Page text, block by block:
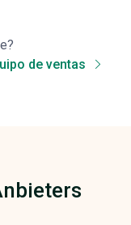
de ventas